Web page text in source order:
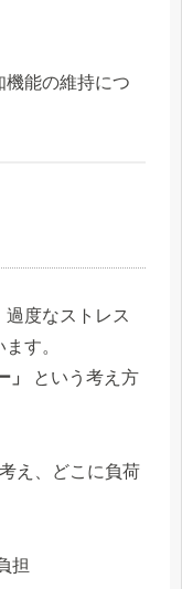
機能の維持につ
度なストレス
す。
」
という考え方
え、どこに負荷
担